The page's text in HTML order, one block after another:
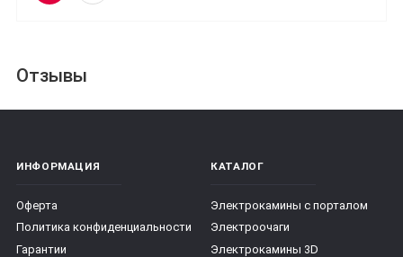
Отзывы
ИНФОРМАЦИЯ
Оферта
Политика конфиденциальности
Гарантии
КАТАЛОГ
Электрокамины с порталом
Электроочаги
Электрокамины 3D